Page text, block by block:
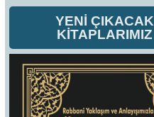
YENİ ÇIKACAK
KİTAPLARIMIZ